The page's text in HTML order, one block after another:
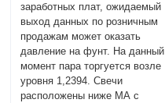
заработных плат, ожидаемый
выход данных по розничным
продажам может оказать
давление на фунт. На данный
момент пара торгуется возле
уровня 1,2394. Свечи
расположены ниже МА с